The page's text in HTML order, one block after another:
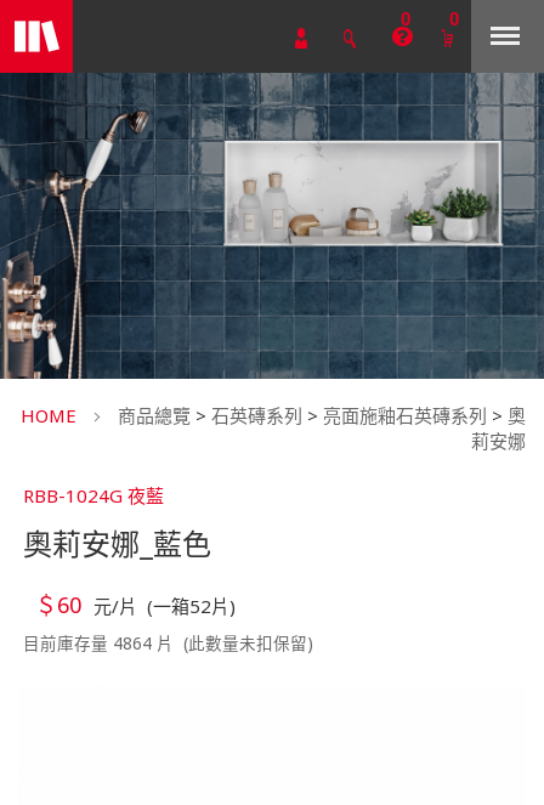
0 0
HOME 商品總覽 > 石英磚系列 > 亮面施釉石英磚系列 > 奧
莉安娜
RBB-1024G 夜藍
奧莉安娜_藍色
＄60 元/片 (一箱52片)
目前庫存量 4864 片 (此數量未扣保留)